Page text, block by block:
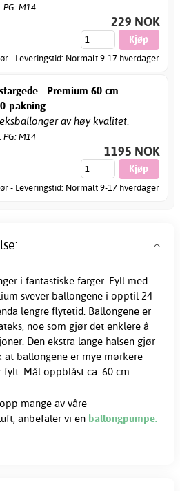
M14
229 NOK
- Leveringstid: Normalt 9-17 hverdager
- Premium 60 cm -
pakning
av høy kvalitet.
M14
1195 NOK
- Leveringstid: Normalt 9-17 hverdager
i fantastiske farger. Fyll med
svever ballongene i opptil 24
lengre flytetid. Ballongene er
noe som gjør det enklere å
Den ekstra lange halsen gjør
at ballongene er mye mørkere
Mål oppblåst ca. 60 cm.
mange av våre
anbefaler vi en ballongpumpe.